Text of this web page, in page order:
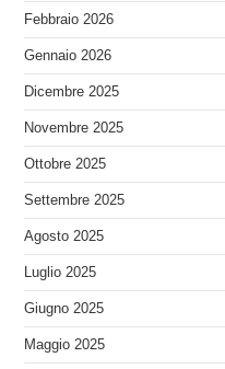
Febbraio 2026
Gennaio 2026
Dicembre 2025
Novembre 2025
Ottobre 2025
Settembre 2025
Agosto 2025
Luglio 2025
Giugno 2025
Maggio 2025